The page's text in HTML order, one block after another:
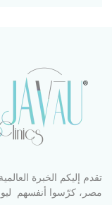
تقدم إليكم الخبرة
مصر، كرّسوا أنفسهم